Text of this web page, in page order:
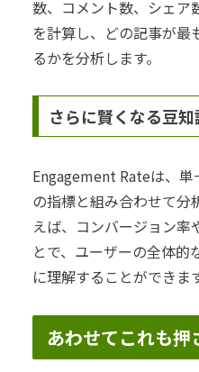
数、コメント数、シェ
を計算し、どの記事が最
るかを分析します。
さらに賢くなる豆知
Engagement Rateは、
の指標と組み合わせて分
えば、コンバージョン率
とで、ユーザーの全体的
に理解することができま
あわせてこれも押